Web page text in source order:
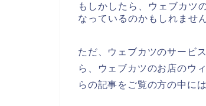
もしかしたら、ウェブカツ
なっているのかもしれません
ただ、ウェブカツのサービ
ら、ウェブカツのお店のウ
らの記事をご覧の方の中に